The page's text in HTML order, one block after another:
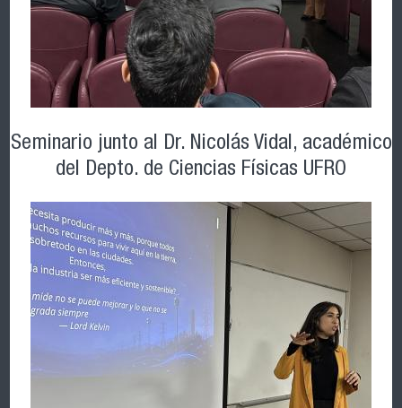
Seminario junto al Dr. Nicolás Vidal, académico
del Depto. de Ciencias Físicas UFRO